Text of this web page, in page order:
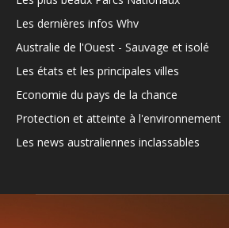
Les dernières infos Whv
Australie de l'Ouest - Sauvage et isolé
Les états et les principales villes
Economie du pays de la chance
Protection et atteinte à l'environnement
Les news australiennes inclassables